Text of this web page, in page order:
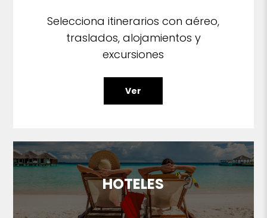
Selecciona itinerarios con aéreo,
traslados, alojamientos y
excursiones
Ver
HOTELES